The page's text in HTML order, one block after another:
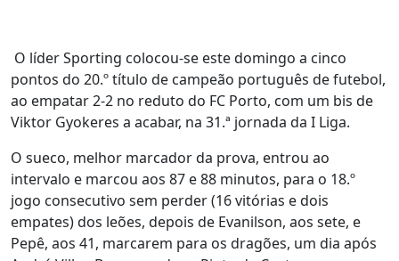
O líder Sporting colocou-se este domingo a cinco
pontos do 20.º título de campeão português de futebol,
ao empatar 2-2 no reduto do FC Porto, com um bis de
Viktor Gyokeres a acabar, na 31.ª jornada da I Liga.
O sueco, melhor marcador da prova, entrou ao
intervalo e marcou aos 87 e 88 minutos, para o 18.º
jogo consecutivo sem perder (16 vitórias e dois
empates) dos leões, depois de Evanilson, aos sete, e
Pepê, aos 41, marcarem para os dragões, um dia após